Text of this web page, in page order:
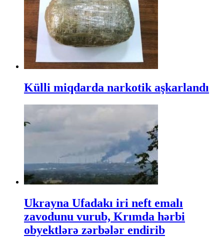
Külli miqdarda narkotik aşkarlandı
Ukrayna Ufadakı iri neft emalı
zavodunu vurub, Krımda hərbi
obyektlərə zərbələr endirib